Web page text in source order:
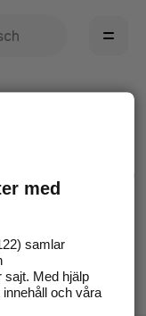
avhjälpa det.
försök igen
med
samlar
sajt. Med hjälp
och våra